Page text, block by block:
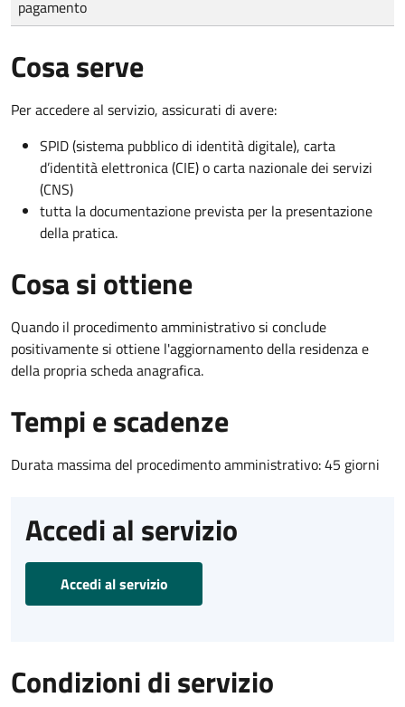
pagamento
Cosa serve
Per accedere al servizio, assicurati di avere:
SPID (sistema pubblico di identità digitale), carta
d’identità elettronica (CIE) o carta nazionale dei servizi
(CNS)
tutta la documentazione prevista per la presentazione
della pratica.
Cosa si ottiene
Quando il procedimento amministrativo si conclude
positivamente si ottiene l'aggiornamento della residenza e
della propria scheda anagrafica.
Tempi e scadenze
Durata massima del procedimento amministrativo: 45 giorni
Accedi al servizio
Accedi al servizio
Condizioni di servizio